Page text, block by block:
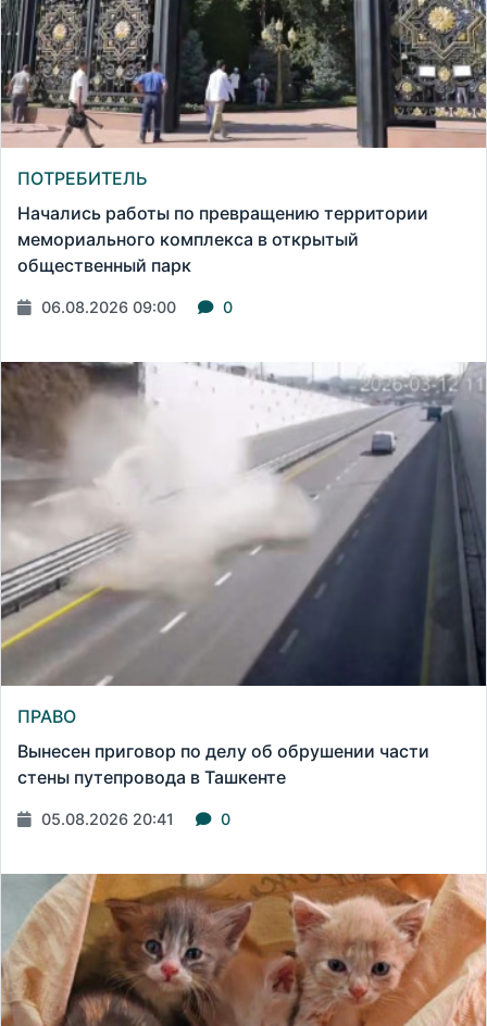
ПОТРЕБИТЕЛЬ
Начались работы по превращению территории
мемориального комплекса в открытый
общественный парк
06.08.2026 09:00 0
ПРАВО
Вынесен приговор по делу об обрушении части
стены путепровода в Ташкенте
05.08.2026 20:41 0